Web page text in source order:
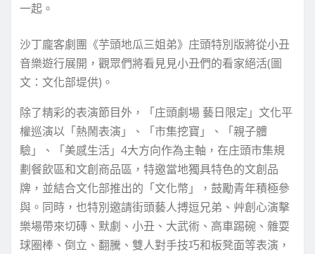
一起。
沙丁龐客劇團《芋頭地瓜三姐弟》庄頭特別版將從小丑
音樂遊行展開，觀眾們將看見見小丑們的看家絕活(圖
文：文化部堤供)。
除了精彩的表演節目外，「庄頭劇場 藝日限定」文化平
權巡演以「熱鬧表演」、「市集挖寶」、「親子體
驗」、「美感生活」4大方向作為主軸，在庄頭市集規
劃餐飲區和文創商品區，特邀當地獨具特色的文創品
牌，並結合文化部推出的「文化幣」，鼓勵青年積極參
與。同時，也特別邀請街頭藝人搏逗兄弟、艸創心演擊
樂場帶來切磚、默劇、小丑、大武術、高車踢碗、雜耍
球圈棒、倒立、翻騰、雙人對手技巧和板凳面等表演，